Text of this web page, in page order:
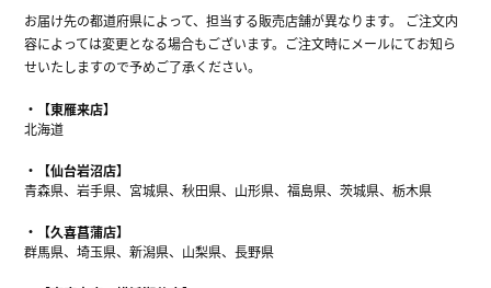
お届け先の都道府県によって、担当する販売店舗が異なります。 ご注文内
容によっては変更となる場合もございます。ご注文時にメールにてお知ら
せいたしますので予めご了承ください。
【東雁来店】
北海道
【仙台岩沼店】
青森県、岩手県、宮城県、秋田県、山形県、福島県、茨城県、栃木県
【久喜菖蒲店】
群馬県、埼玉県、新潟県、山梨県、長野県